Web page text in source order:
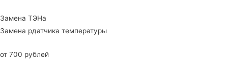
Замена ТЭНа
Замена рдатчика температуры
от 700 рублей